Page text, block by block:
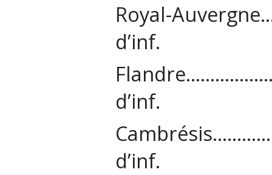
Royal-
d’inf.
d’inf.
d’inf.